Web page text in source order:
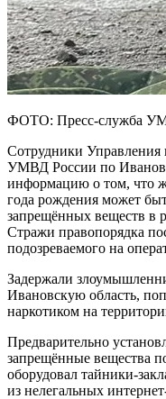
ФОТО: Пресс-служба
Сотрудники Управления
УМВД России по
информацию о том, что
года рождения может
запрещённых веществ в
Стражи правопорядка
подозреваемого на
Задержали
Ивановскую область,
наркотиком на
Предварительно
запрещённые вещества
оборудовал тайники-
из нелегальных